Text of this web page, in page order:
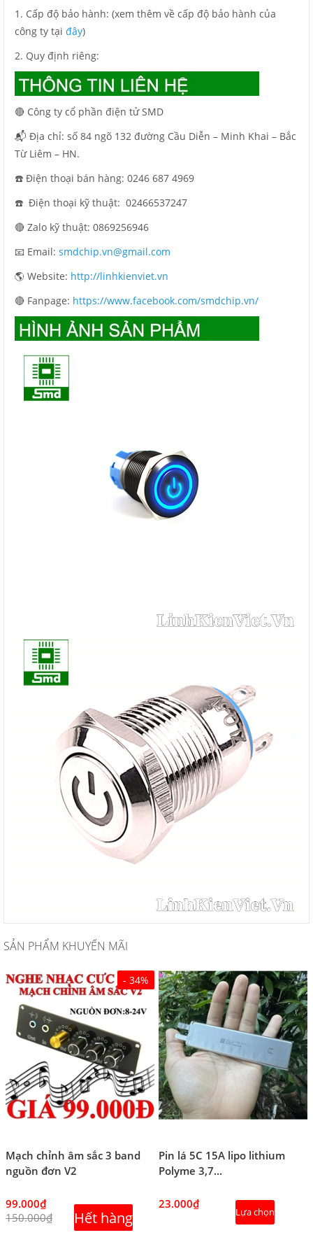
1. Cấp độ bảo hành: (xem thêm về cấp độ bảo hành của
công ty tại đây)
2. Quy định riêng:
🔴 Công ty cổ phần điện tử SMD
📬 Địa chỉ: số 84 ngõ 132 đường Cầu Diễn – Minh Khai – Bắc
Từ Liêm – HN.
☎️ Điện thoại bán hàng: 0246 687 4969
☎️ Điện thoại kỹ thuật: 02466537247
🔴 Zalo kỹ thuật: 0869256946
📧 Email: smdchip.vn@gmail.com
🌎 Website: http://linhkienviet.vn
🔴 Fanpage: https://www.facebook.com/smdchip.vn/
SẢN PHẨM KHUYẾN MÃI
- 34%
Mạch chỉnh âm sắc 3 band
nguồn đơn V2
99.000₫
150.000₫
Hết hàng
Pin lá 5C 15A lipo lithium
Polyme 3,7...
23.000₫
Lựa chọn